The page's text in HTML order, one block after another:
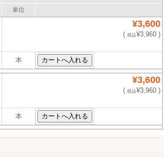
単位
¥3,600
( 税込¥3,960 )
本
¥3,600
( 税込¥3,960 )
本